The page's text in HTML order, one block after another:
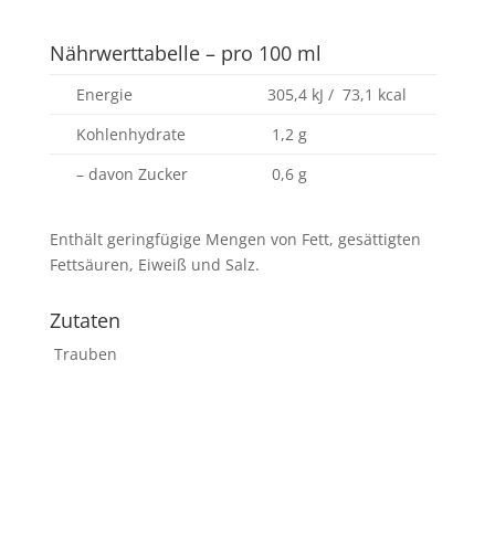
Nährwerttabelle – pro 100 ml
Energie
305,4 kJ / 73,1 kcal
Kohlenhydrate
1,2 g
– davon Zucker
0,6 g
Enthält geringfügige Mengen von Fett, gesättigten
Fettsäuren, Eiweiß und Salz.
Zutaten
Trauben